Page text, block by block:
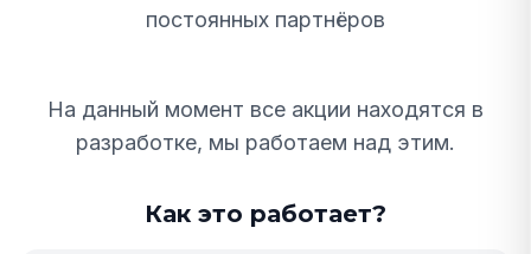
постоянных партнёров
На данный момент все акции находятся в
разработке, мы работаем над этим.
Как это работает?